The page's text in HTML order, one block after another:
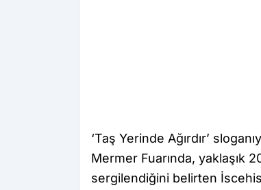
‘Taş Yerinde Ağırdır’
Mermer Fuarında, yaklaşık
sergilendiğini belirten